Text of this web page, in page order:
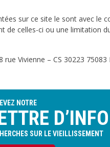
sur ce site le sont avec le
de celles-ci ou une limitation
Vivienne – CS 30223
NOTRE
D’INFO
SUR LE VIEILLISSEMENT